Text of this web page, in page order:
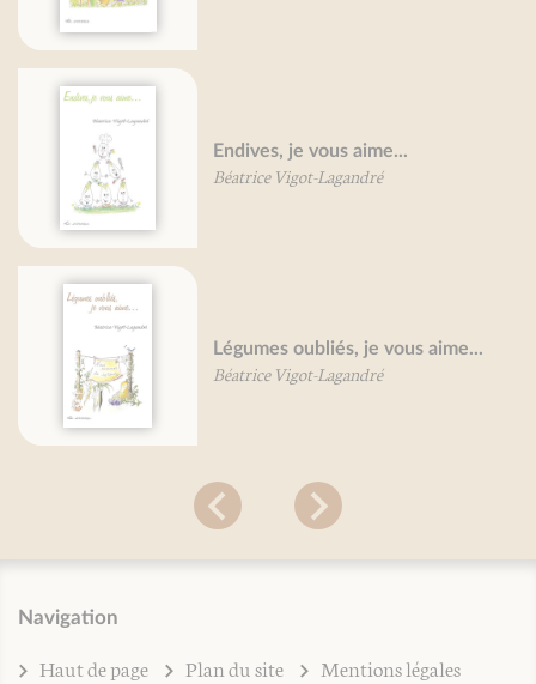
Endives, je vous aime...
Béatrice Vigot-Lagandré
Légumes oubliés, je vous aime...
Béatrice Vigot-Lagandré
Navigation
Haut de page Plan du site
Mentions légales